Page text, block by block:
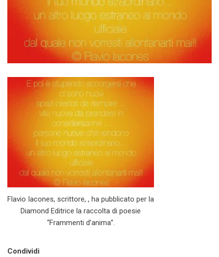
Flavio Iacones, scrittore, , ha pubblicato per la
Diamond Editrice la raccolta di poesie
“Frammenti d’anima”.
Condividi